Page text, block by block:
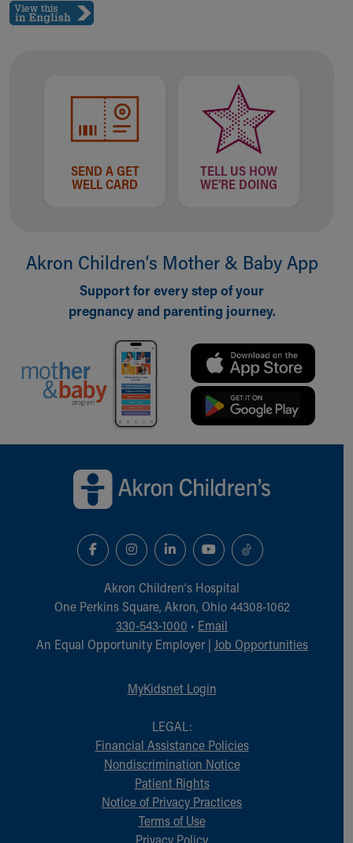
SEND A GET
WELL CARD
TELL US HOW
WE'RE DOING
Akron Children‘s Mother & Baby App
Support for every step of your
pregnancy and parenting journey.
Akron Children‘s Hospital
One Perkins Square, Akron, Ohio 44308-1062
330-543-1000 • Email
An Equal Opportunity Employer | Job Opportunities
MyKidsnet Login
LEGAL:
Financial Assistance Policies
Nondiscrimination Notice
Patient Rights
Notice of Privacy Practices
Terms of Use
Privacy Policy